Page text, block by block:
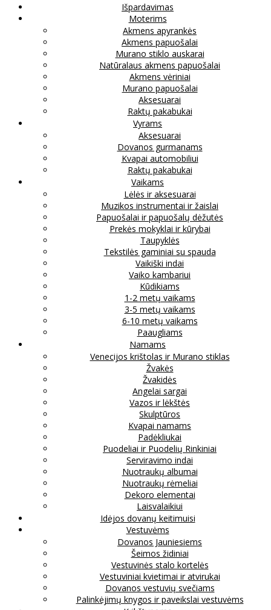
Išpardavimas
Moterims
Akmens apyrankės
Akmens papuošalai
Murano stiklo auskarai
Natūralaus akmens papuošalai
Akmens vėriniai
Murano papuošalai
Aksesuarai
Raktų pakabukai
Vyrams
Aksesuarai
Dovanos gurmanams
Kvapai automobiliui
Raktų pakabukai
Vaikams
Lėlės ir aksesuarai
Muzikos instrumentai ir žaislai
Papuošalai ir papuošalų dėžutės
Prekės mokyklai ir kūrybai
Taupyklės
Tekstilės gaminiai su spauda
Vaikiški indai
Vaiko kambariui
Kūdikiams
1-2 metų vaikams
3-5 metų vaikams
6-10 metų vaikams
Paaugliams
Namams
Venecijos krištolas ir Murano stiklas
Žvakės
Žvakidės
Angelai sargai
Vazos ir lėkštės
Skulptūros
Kvapai namams
Padėkliukai
Puodeliai ir Puodelių Rinkiniai
Serviravimo indai
Nuotraukų albumai
Nuotraukų rėmeliai
Dekoro elementai
Laisvalaikiui
Idėjos dovanų keitimuisi
Vestuvėms
Dovanos Jauniesiems
Šeimos židiniai
Vestuvinės stalo kortelės
Vestuviniai kvietimai ir atvirukai
Dovanos vestuvių svečiams
Palinkėjimų knygos ir paveikslai vestuvėms